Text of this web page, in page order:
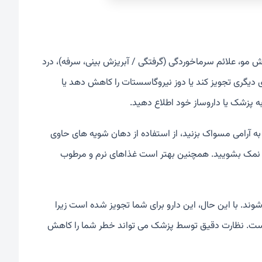
علائم سرماخوردگی (گرفتگی / آبریزش بینی، سرفه)، درد
تجویز کند یا دوز نیروگاسستات را کاهش دهد یا
پزشک یا داروساز خود اطلاع دهید.
مسواک بزنید، از استفاده از دهان شویه های حاوی
نمک بشویید. همچنین بهتر است غذاهای نرم و مرطوب
با این حال، این دارو برای شما تجویز شده است زیرا
نظارت دقیق توسط پزشک می تواند خطر شما را کاهش